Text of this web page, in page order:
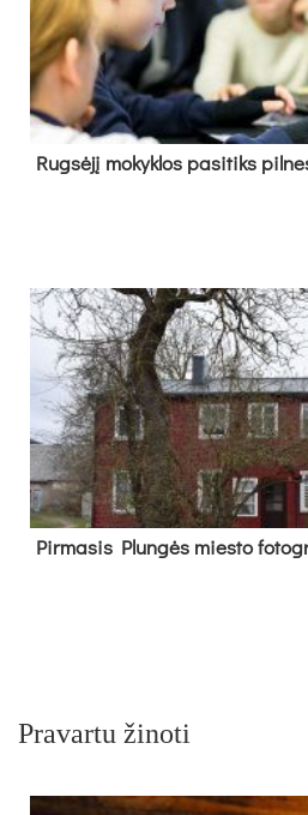
Rug­sė­jį mo­kyk­los pa­si­tiks
Pir­ma­sis Plun­gės mies­to
Pravartu žinoti